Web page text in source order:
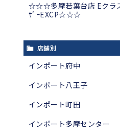
☆☆☆多摩若葉台店 Eクラ
ｻﾞｰEXCP☆☆☆
店舗別
インポート府中
インポート八王子
インポート町田
インポート多摩センター